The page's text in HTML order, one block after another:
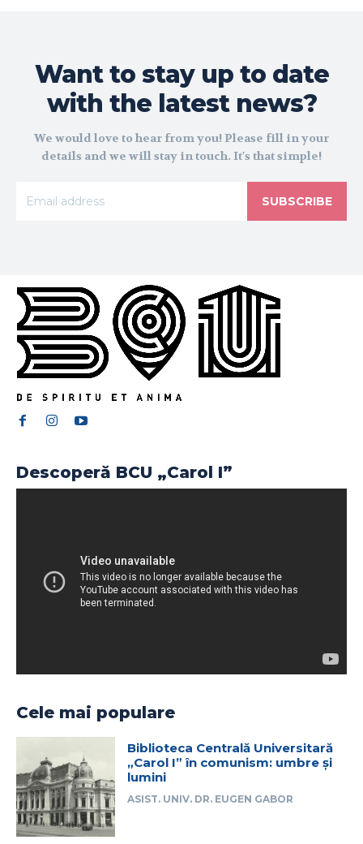
Want to stay up to date
with the latest news?
We would love to hear from you! Please fill in your
details and we will stay in touch. It's that simple!
SUBSCRIBE
Descoperă BCU „Carol I”
Cele mai populare
Biblioteca Centrală Universitară
„Carol I” în comunism: umbre și
lumini
ASIST. UNIV. DR. EUGEN GABOR